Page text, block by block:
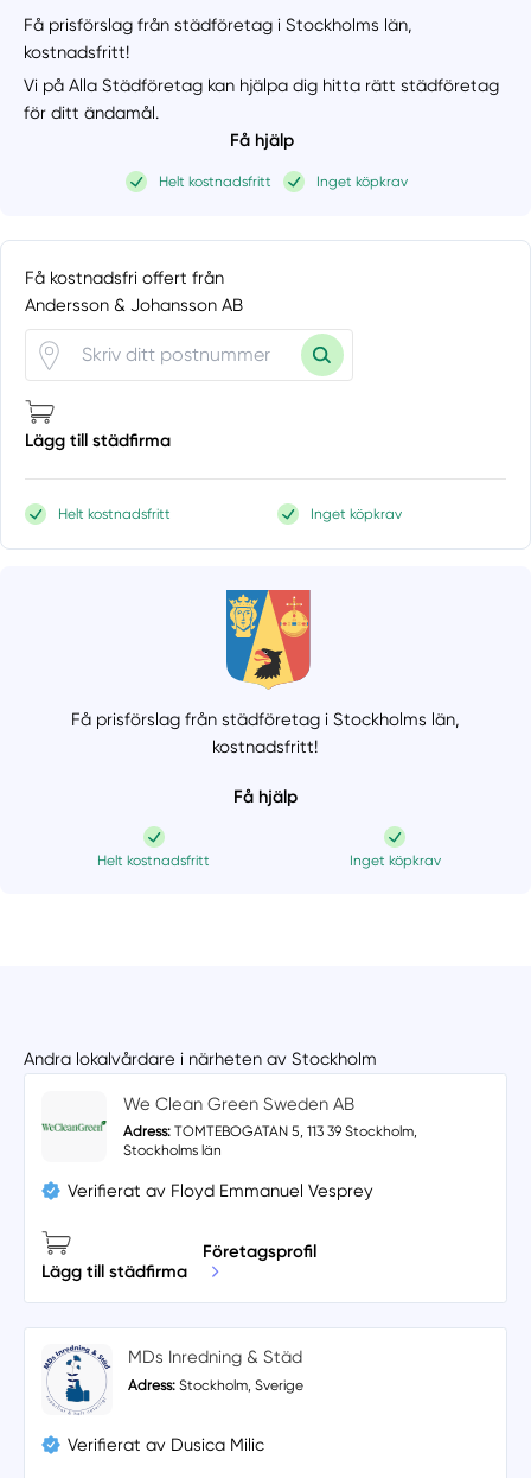
Få prisförslag från städföretag i Stockholms län,
kostnadsfritt!
Vi på Alla Städföretag kan hjälpa dig hitta rätt städföretag
för ditt ändamål.
Få hjälp
Helt kostnadsfritt Inget köpkrav
Få kostnadsfri offert från
Andersson & Johansson AB
Lägg till städfirma
Helt kostnadsfritt Inget köpkrav
Få prisförslag från städföretag i Stockholms län,
kostnadsfritt!
Få hjälp
Helt kostnadsfritt Inget köpkrav
Andra lokalvårdare i närheten av Stockholm
We Clean Green Sweden AB
Adress:TOMTEBOGATAN 5, 113 39 Stockholm,
Stockholms län
Verifierat av Floyd Emmanuel Vesprey
Lägg till städfirma
Företagsprofil
MDs Inredning & Städ
Adress: Stockholm, Sverige
Verifierat av Dusica Milic